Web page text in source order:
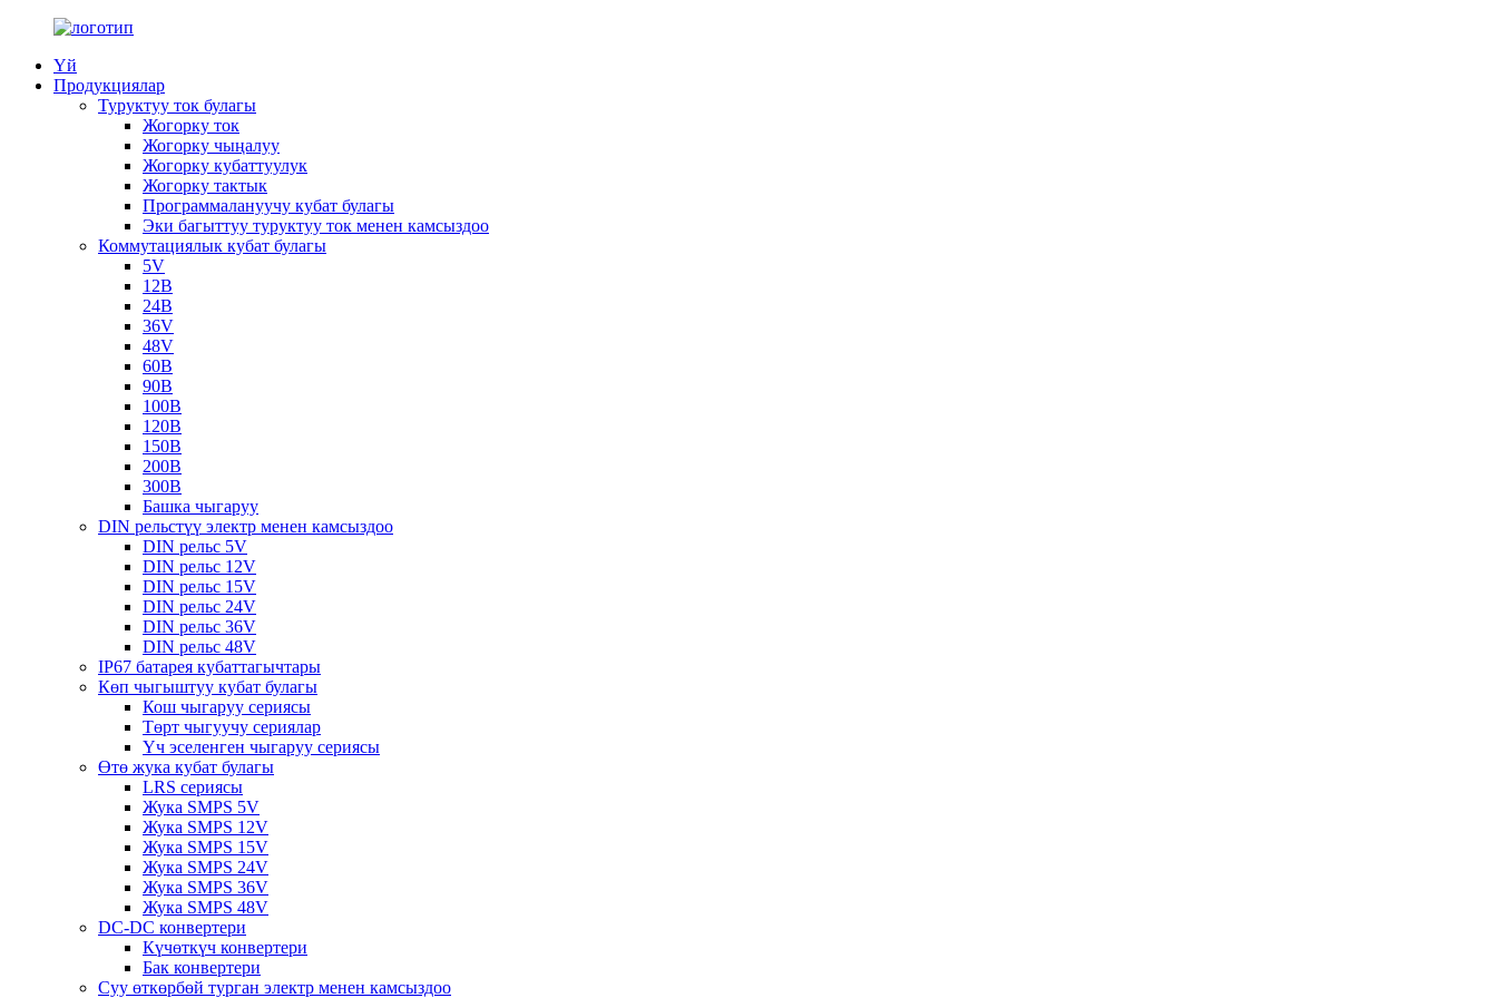
Үй
Продукциялар
Туруктуу ток булагы
Жогорку ток
Жогорку чыңалуу
Жогорку кубаттуулук
Жогорку тактык
Программалануучу кубат булагы
Эки багыттуу туруктуу ток менен камсыздоо
Коммутациялык кубат булагы
5V
12В
24В
36V
48V
60В
90В
100В
120В
150В
200В
300В
Башка чыгаруу
DIN рельстүү электр менен камсыздоо
DIN рельс 5V
DIN рельс 12V
DIN рельс 15V
DIN рельс 24V
DIN рельс 36V
DIN рельс 48V
IP67 батарея кубаттагычтары
Көп чыгыштуу кубат булагы
Кош чыгаруу сериясы
Төрт чыгуучу сериялар
Үч эселенген чыгаруу сериясы
Өтө жука кубат булагы
LRS сериясы
Жука SMPS 5V
Жука SMPS 12V
Жука SMPS 15V
Жука SMPS 24V
Жука SMPS 36V
Жука SMPS 48V
DC-DC конвертери
Күчөткүч конвертери
Бак конвертери
Суу өткөрбөй турган электр менен камсыздоо